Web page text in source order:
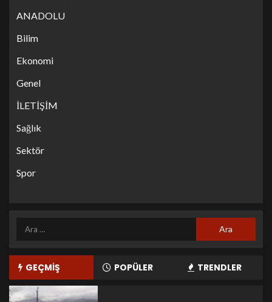
ANADOLU
Bilim
Ekonomi
Genel
İLETİŞİM
Sağlık
Sektör
Spor
GEÇMİŞ POPÜLER TRENDLER